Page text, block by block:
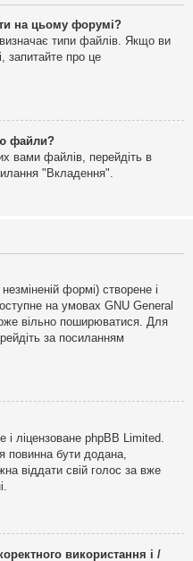
на цьому форумі?
типи файлів. Якщо ви
запитайте про це
файли?
вами файлів, перейдіть в
"Вкладення".
формі) створене і
на умовах GNU General
вільно поширюватися. Для
за посиланням
і ліцензоване phpBB Limited.
повинна бути додана,
віддати свій голос за вже
використання і /